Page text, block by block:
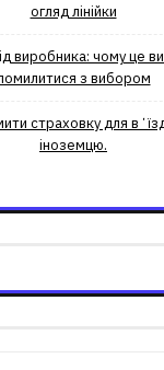
огляд лінійки
виробника: чому це
з вибором
страховку для
іноземцю.